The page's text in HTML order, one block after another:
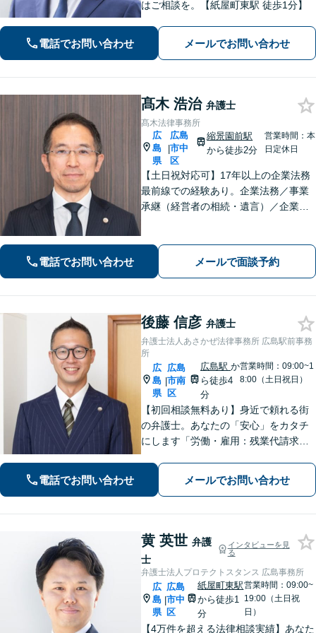
はご相談を。【紙屋町東駅 徒歩1分】
電話でお問い合わせ メールでお問い合わせ
髙木 浩治 弁護士
髙木法律事務所
広
島
県
|
広島
市中
区
縮景園前駅
から徒歩2分
営業時間：本
日定休日
【土日祝対応可】17年以上の企業法務
最前線での経験あり。企業法務／事業
承継（経営者の相続・遺言）／企業の
験を活かした的確な対応で、企業の発
展と経営をサポート。顧問契約もお任
電話でお問い合わせ メールで面談予約
後藤 信彦 弁護士
弁護士法人あさかぜ法律事務所 広島駅前事務
所
広
島
県
|
広島
市南
区
広島駅か
ら徒歩4
分
営業時間：09:00~1
8:00（土日祝日）
【初回相談無料あり】身近で頼れる街
の弁護士。あなたの「安心」をカタチ
にします「労働・雇用：残業代請求、
実績が豊富」「不動産：不動産を相続
すべきか、放棄すべきか冷静に判断で
電話でお問い合わせ メールでお問い合わせ
黄 英世 弁護
士
インタビューを見
る
弁護士法人プロテクトスタンス 広島事務所
広
島
県
|
広島
市中
区
紙屋町東駅
から徒歩1
分
営業時間：09:00~
19:00（土日祝
日）
【4万件を超える法律相談実績】あなた